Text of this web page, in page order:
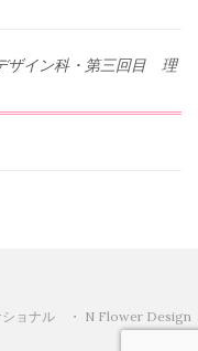
ザイン科・第三回目 理
ショナル ・ N Flower Design